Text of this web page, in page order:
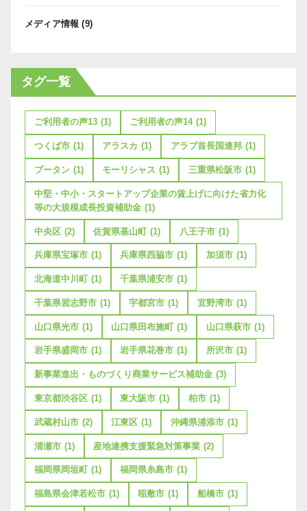
メディア情報 (9)
タグ一覧
ご利用者の声13 (1) ご利用者の声14 (1)
つくば市 (1) アラスカ (1) アラブ首長国連邦 (1)
ブータン (1) モーリシャス (1) 三重県松阪市 (1)
中堅・中小・スタートアップ企業の賃上げに向けた省力化
等の大規模成長投資補助金 (1)
中央区 (2) 佐賀県基山町 (1) 八王子市 (1)
兵庫県宝塚市 (1) 兵庫県西脇市 (1) 加須市 (1)
北海道中川町 (1) 千葉県浦安市 (1)
千葉県習志野市 (1) 宇都宮市 (1) 宜野湾市 (1)
山口県光市 (1) 山口県田布施町 (1) 山口県萩市 (1)
岩手県盛岡市 (1) 岩手県花巻市 (1) 所沢市 (1)
新事業進出・ものづくり商業サービス補助金 (3)
東京都渋谷区 (1) 東大阪市 (1) 柏市 (1)
武蔵村山市 (2) 江東区 (1) 沖縄県浦添市 (1)
清瀬市 (1) 産地連携支援緊急対策事業 (2)
福岡県岡垣町 (1) 福岡県糸島市 (1)
福島県会津若松市 (1) 稲敷市 (1) 船橋市 (1)